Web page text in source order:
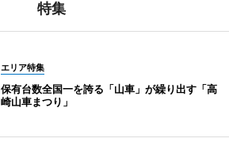
特集
エリア特集
保有台数全国一を誇る「山車」が繰り出す「高
崎山車まつり」